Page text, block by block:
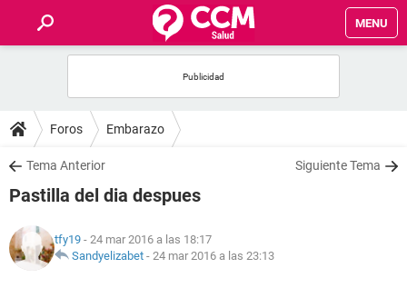
MENU
FOROS
SALUD
NUTRICIÓN
Foros Embarazo
Tema Anterior Siguiente Tema
Pastilla del dia despues
tfy19 - 24 mar 2016 a las 18:17
Sandyelizabet - 24 mar 2016 a las 23:13